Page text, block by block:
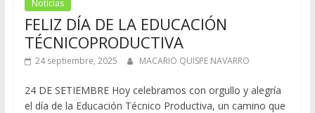
Noticias
FELIZ DÍA DE LA EDUCACIÓN
TÉCNICOPRODUCTIVA
24 septiembre, 2025 MACARIO QUISPE NAVARRO
24 DE SETIEMBRE Hoy celebramos con orgullo y alegría
el día de la Educación Técnico Productiva, un camino que